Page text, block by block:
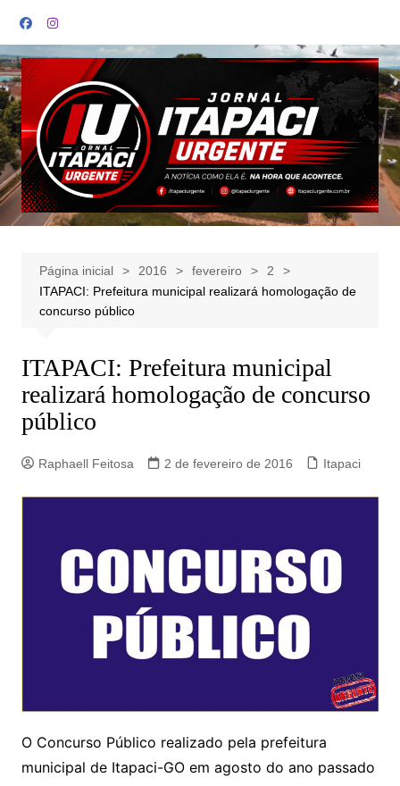
para
o
conteúdo
Página inicial 2016 fevereiro
2
ITAPACI: Prefeitura municipal realizará homologação de
concurso público
ITAPACI: Prefeitura municipal
realizará homologação de concurso
público
Raphaell Feitosa 2 de fevereiro de 2016 Itapaci
O Concurso Público realizado pela prefeitura
municipal de Itapaci-GO em agosto do ano passado